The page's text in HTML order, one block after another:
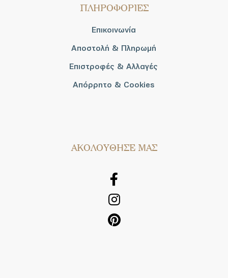
ΠΛΗΡΟΦΟΡΙΕΣ
Επικοινωνία
Αποστολή & Πληρωμή
Επιστροφές & Αλλαγές
Απόρρητο & Cookies
AΚΟΛΟΥΘΗΣΕ ΜΑΣ